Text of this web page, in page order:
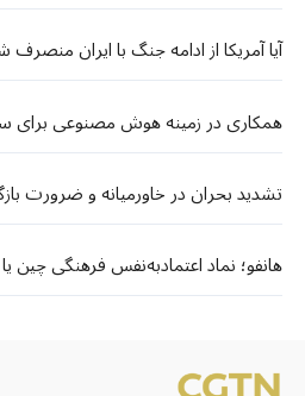
آیا آمریکا از ادامه جنگ با ایران منصرف
همکاری در زمینه هوش مصنوعی برای
تشدید بحران در خاورمیانه و ضرورت
هانفو؛ نماد اعتمادبه‌نفس فرهنگی